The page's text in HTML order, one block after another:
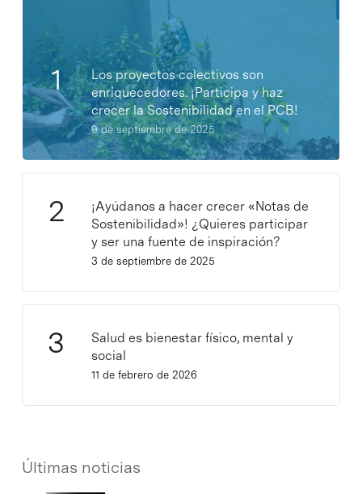
Los proyectos colectivos son
enriquecedores. ¡Participa y haz
crecer la Sostenibilidad en el PCB!
9 de septiembre de 2025
¡Ayúdanos a hacer crecer «Notas de
Sostenibilidad»! ¿Quieres participar
y ser una fuente de inspiración?
3 de septiembre de 2025
Salud es bienestar físico, mental y
social
11 de febrero de 2026
Últimas noticias